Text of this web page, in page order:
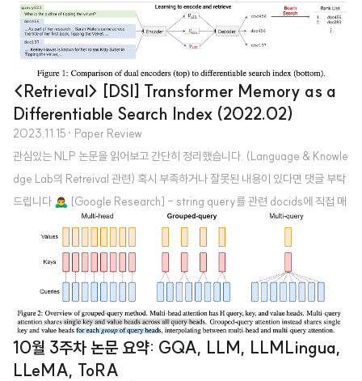
WebShop)에서 ReAct가 다른 방법들보다 우월 1. Introduction 인간 지능의
고..
<Retrieval> [DSI] Transformer Memory as a
Differentiable Search Index (2022.02)
2023.11.15 · Paper Review
관심있는 NLP 논문을 읽어보고 간단히 정리했습니다. (Language & Knowle
dge Lab의 Retreival 관련) 혹시 부족하거나 잘못된 내용이 있다면 댓글 부탁
드립니다 🙇‍♂️ [Google Research] - string query를 관련 docids에 직접 매
핑하는 text-to-text 모델을 사용하는 paradigm 제시, Differentiable Sear
ch Index (DSI) - dual encoder 모델과 같은 베이스라인을 압도했을 뿐만 아
니라 zero-shot setup에서도 강한 일반화 능력을 보여줌 배경 Information
Retrieval (IR) 시스템에 대해 'retrieve-then-rank' 전략이 주로 사용됨 유저
의 query q와 관련성이 높은 문서 ..
10월 3주차 논문 요약: GQA, LLM, LLMLingua,
LLeMA, ToRA